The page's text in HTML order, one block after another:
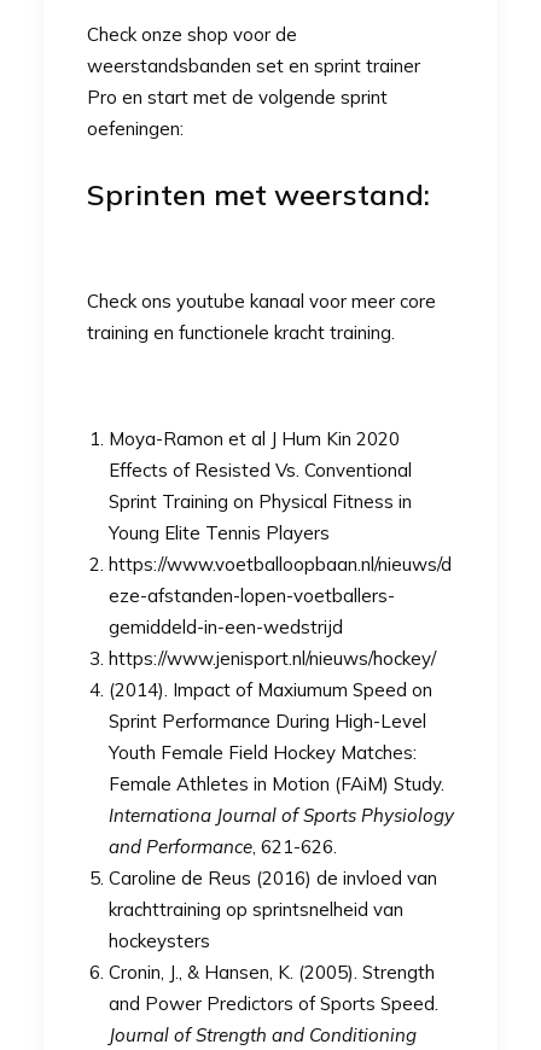
Check onze shop voor de
weerstandsbanden set en sprint trainer
Pro en start met de volgende sprint
oefeningen:
Sprinten met weerstand:
Check ons youtube kanaal voor meer core
training en functionele kracht training.
Moya-Ramon et al J Hum Kin 2020
Effects of Resisted Vs. Conventional
Sprint Training on Physical Fitness in
Young Elite Tennis Players
https://www.voetballoopbaan.nl/nieuws/d
eze-afstanden-lopen-voetballers-
gemiddeld-in-een-wedstrijd
https://www.jenisport.nl/nieuws/hockey/
(2014). Impact of Maxiumum Speed on
Sprint Performance During High-Level
Youth Female Field Hockey Matches:
Female Athletes in Motion (FAiM) Study.
Internationa Journal of Sports Physiology
and Performance , 621-626.
Caroline de Reus (2016) de invloed van
krachttraining op sprintsnelheid van
hockeysters
Cronin, J., & Hansen, K. (2005). Strength
and Power Predictors of Sports Speed.
Journal of Strength and Conditioning